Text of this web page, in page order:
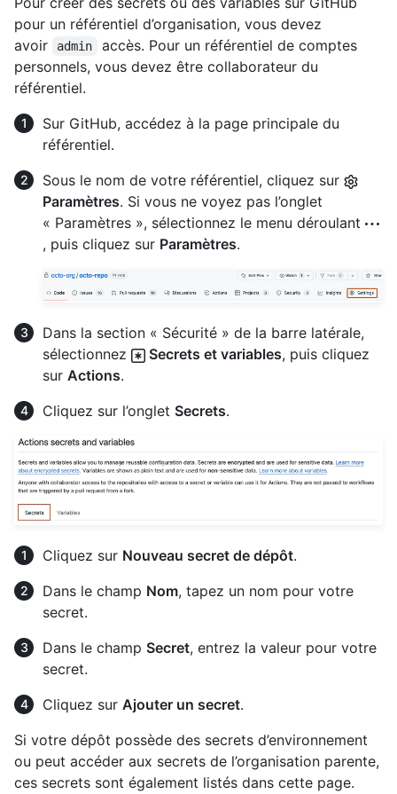
pour un référentiel d’organisation, vous devez
avoir
admin
accès. Pour un référentiel de comptes
personnels, vous devez être collaborateur du
référentiel.
Sur GitHub, accédez à la page principale du
référentiel.
Sous le nom de votre référentiel, cliquez sur
Paramètres. Si vous ne voyez pas l’onglet
« Paramètres », sélectionnez le menu déroulant
, puis cliquez sur Paramètres.
Dans la section « Sécurité » de la barre latérale,
sélectionnez
Secrets et variables, puis cliquez
sur Actions.
Cliquez sur l’onglet Secrets.
Cliquez sur Nouveau secret de dépôt.
Dans le champ Nom, tapez un nom pour votre
secret.
Dans le champ Secret, entrez la valeur pour votre
secret.
Cliquez sur Ajouter un secret.
Si votre dépôt possède des secrets d’environnement
ou peut accéder aux secrets de l’organisation parente,
ces secrets sont également listés dans cette page.